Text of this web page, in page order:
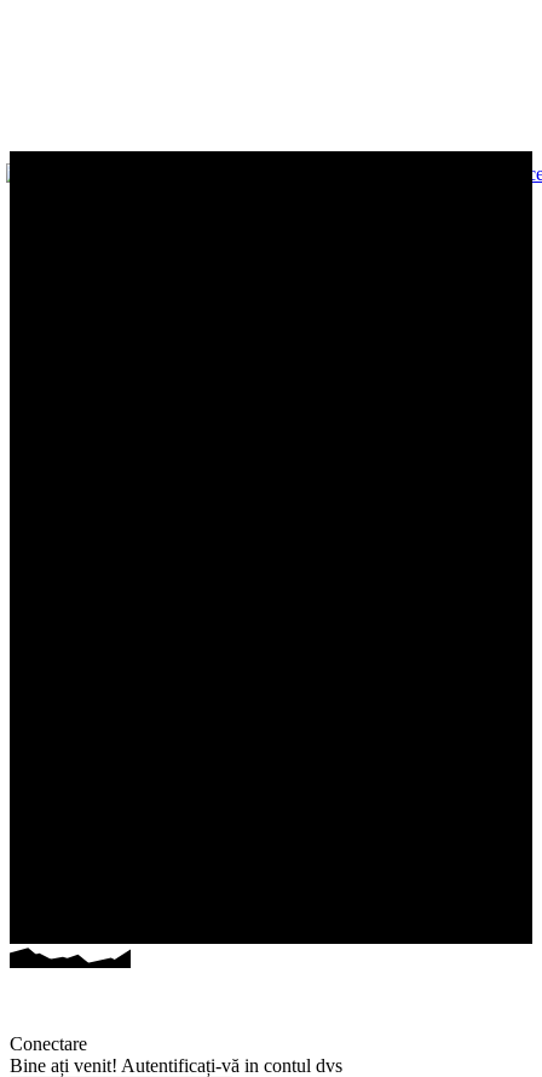
Conectare
Bine ați venit! Autentificați-vă in contul dvs